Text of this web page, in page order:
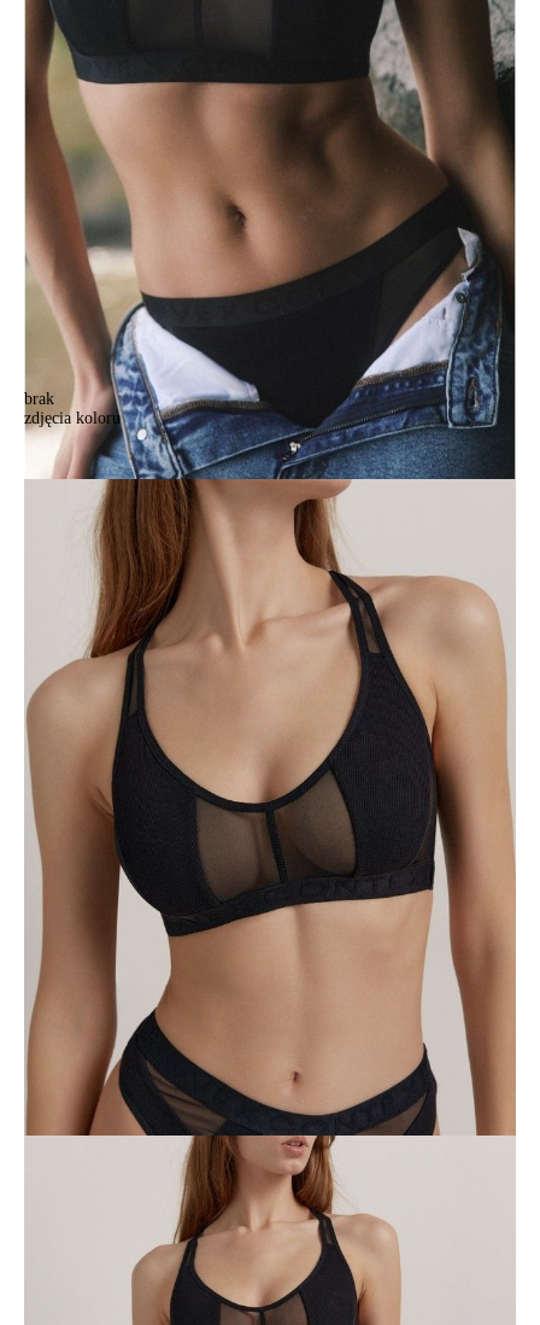
brak
zdjęcia koloru
Bustier damski CE RIB WITH MESH LBE 2493, r.170-84/XS, czarny
Bustier damski CE RIB WITH MESH LBE 2493, r.170-84/XS, czarny
84,90 zł
Tabela rozmiarów
170-84/XS
170-88/S
170-92/M
170-96/L
Ilość:
-
DODAJ DO KOSZYKA
Jak złożyć zamówienie
POWIADOM MNIE O DOSTĘPNOŚCI
ПОЛУЧИТЬ ПО EMAIL
Dostawa
Kurier,
darmowa od 99 zł
czas dostawy: 1-2 dni robocze
Paczkomaty InPost 24/7,
czas dostawy: 1-2 dni robocze
Odbiór osobisty
w sklepie Conte (Łodz)
pn.- czw. 8:00 - 16:00, pt. 8:00 - 14:00
Opis produktu
Pytania
Bustier wykonany z prążkowanej bawełny i elastycznej siateczki
zapewnia maksymalną swobodę ruchów, wygodę i pewność siebie.
• miękkie miseczki z bawełny, prążkowane;
• wygodne, elastyczne wstawki z siateczki;
• szerokie, nieregulowane ramiączka z gumką;